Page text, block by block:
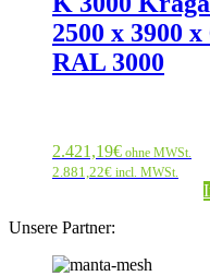
2500 x 3900
RAL 3000
2.421,19€ ohne MWSt.
2.881,22€ incl. MWSt.
Unsere Partner: